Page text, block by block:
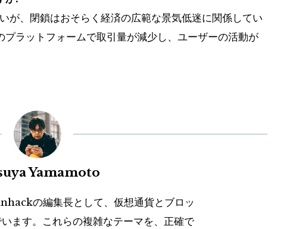
が、閉鎖はおそらく経済の広範な景気低迷に関係してい
プラットフォームで取引量が減少し、ユーザーの活動が
Yamamoto
の編集長として、仮想通貨とブロッ
ます。これらの複雑なテーマを、正確で